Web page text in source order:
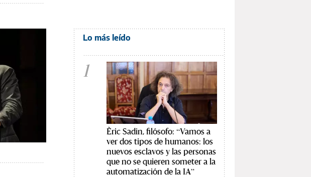
Lo más leído
1
Èric Sadin, filósofo: “Vamos a
ver dos tipos de humanos: los
nuevos esclavos y las personas
que no se quieren someter a la
automatización de la IA”